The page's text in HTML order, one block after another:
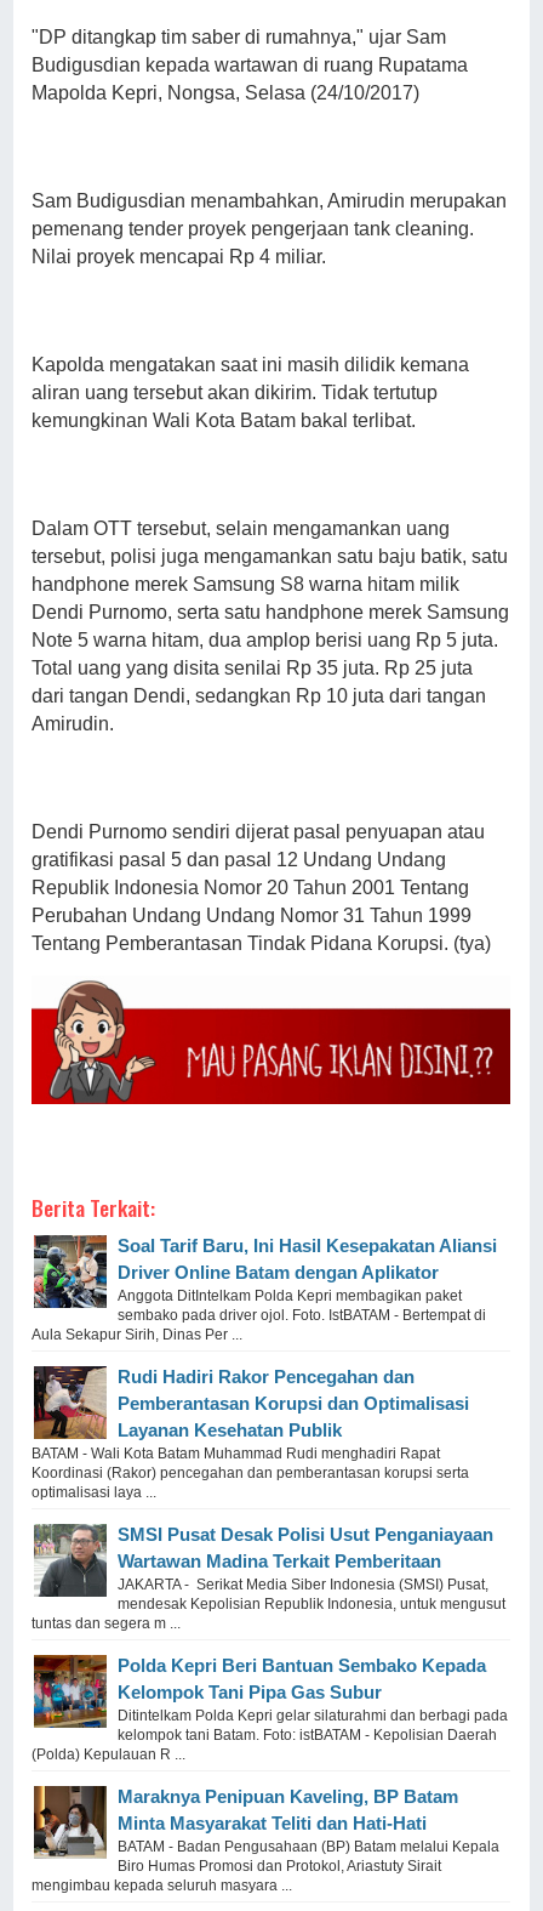
"DP ditangkap tim saber di rumahnya," ujar Sam
Budigusdian kepada wartawan di ruang Rupatama
Mapolda Kepri, Nongsa, Selasa (24/10/2017)
Sam Budigusdian menambahkan, Amirudin merupakan
pemenang tender proyek pengerjaan tank cleaning.
Nilai proyek mencapai Rp 4 miliar.
Kapolda mengatakan saat ini masih dilidik kemana
aliran uang tersebut akan dikirim. Tidak tertutup
kemungkinan Wali Kota Batam bakal terlibat.
Dalam OTT tersebut, selain mengamankan uang
tersebut, polisi juga mengamankan satu baju batik, satu
handphone merek Samsung S8 warna hitam milik
Dendi Purnomo, serta satu handphone merek Samsung
Note 5 warna hitam, dua amplop berisi uang Rp 5 juta.
Total uang yang disita senilai Rp 35 juta. Rp 25 juta
dari tangan Dendi, sedangkan Rp 10 juta dari tangan
Amirudin.
Dendi Purnomo sendiri dijerat pasal penyuapan atau
gratifikasi pasal 5 dan pasal 12 Undang Undang
Republik Indonesia Nomor 20 Tahun 2001 Tentang
Perubahan Undang Undang Nomor 31 Tahun 1999
Tentang Pemberantasan Tindak Pidana Korupsi. (tya)
Berita Terkait:
Soal Tarif Baru, Ini Hasil Kesepakatan Aliansi
Driver Online Batam dengan Aplikator
Anggota DitIntelkam Polda Kepri membagikan paket
sembako pada driver ojol. Foto. IstBATAM - Bertempat di
Aula Sekapur Sirih, Dinas Per ...
Rudi Hadiri Rakor Pencegahan dan
Pemberantasan Korupsi dan Optimalisasi
Layanan Kesehatan Publik
BATAM - Wali Kota Batam Muhammad Rudi menghadiri Rapat
Koordinasi (Rakor) pencegahan dan pemberantasan korupsi serta
optimalisasi laya ...
SMSI Pusat Desak Polisi Usut Penganiayaan
Wartawan Madina Terkait Pemberitaan
JAKARTA - Serikat Media Siber Indonesia (SMSI) Pusat,
mendesak Kepolisian Republik Indonesia, untuk mengusut
tuntas dan segera m ...
Polda Kepri Beri Bantuan Sembako Kepada
Kelompok Tani Pipa Gas Subur
Ditintelkam Polda Kepri gelar silaturahmi dan berbagi pada
kelompok tani Batam. Foto: istBATAM - Kepolisian Daerah
(Polda) Kepulauan R ...
Maraknya Penipuan Kaveling, BP Batam
Minta Masyarakat Teliti dan Hati-Hati
BATAM - Badan Pengusahaan (BP) Batam melalui Kepala
Biro Humas Promosi dan Protokol, Ariastuty Sirait
mengimbau kepada seluruh masyara ...